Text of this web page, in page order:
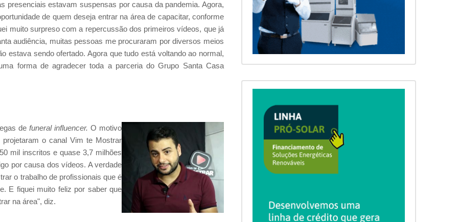
presenciais estavam suspensas por causa da pandemia. Agora,
de quem deseja entrar na área de capacitar, conforme
muito surpreso com a repercussão dos primeiros vídeos, que já
audiência, muitas pessoas me procuraram por diversos meios
estava sendo ofertado. Agora que tudo está voltando ao normal,
forma de agradecer toda a parceria do Grupo Santa Casa
defuneral influencer.O motivo
o canal Vim te Mostrar
mil inscritos e quase 3,7 milhões
por causa dos vídeos. A verdade
o trabalho de profissionais que é
E fiquei muito feliz por saber que
na área", diz.